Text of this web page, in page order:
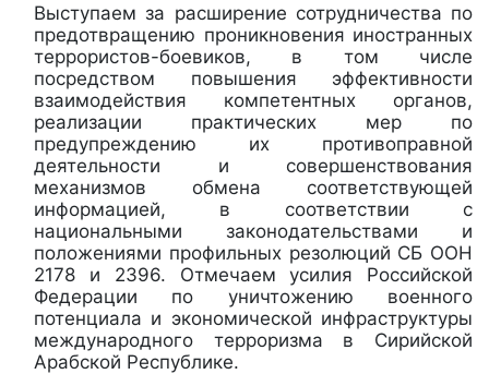
Выступаем за расширение сотрудничества по
предотвращению проникновения иностранных
террористов-боевиков, в том числе
посредством повышения эффективности
взаимодействия компетентных органов,
реализации практических мер по
предупреждению их противоправной
деятельности и совершенствования
механизмов обмена соответствующей
информацией, в соответствии с
национальными законодательствами и
положениями профильных резолюций СБ ООН
2178 и 2396. Отмечаем
усилия Российской
Федерации по уничтожению военного
потенциала и экономической инфраструктуры
международного терроризма в Сирийской
Арабской Республике.